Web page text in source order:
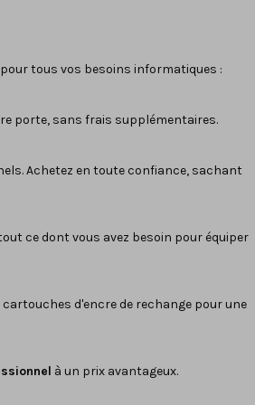
tous vos besoins informatiques :
porte, sans frais supplémentaires.
Achetez en toute confiance, sachant
ce dont vous avez besoin pour équiper
d'encre de rechange pour une
à un prix avantageux.